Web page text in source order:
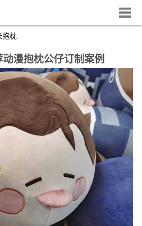
抱枕
漫抱枕公仔订制案例